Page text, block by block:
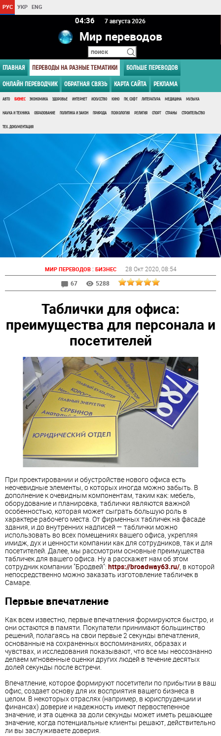
РУС УКР ENG
04 36 7 августа 2026
Мир переводов
ГЛАВНАЯ ПЕРЕВОДЫ НА РАЗНЫЕ ТЕМАТИКИ БОЛЬШЕ ПЕРЕВОДОВ
ОНЛАЙН ПЕРЕВОДЧИК ОБРАТНАЯ СВЯЗЬ КАРТА САЙТА РЕКЛАМА
АВТО БИЗНЕС ЭКОНОМИКА ЗДОРОВЬЕ ИНТЕРНЕТ ИСКУССТВО КИНО ПК, СОФТ ЛИТЕРАТУРА МЕДИЦИНА МУЗЫКА
НАУКА И ТЕХНИКА ОБРАЗОВАНИЕ ПОЛИТИКА И ЗАКОН ПРИРОДА ПСИХОЛОГИЯ РЕЛИГИЯ СПОРТ СТРАНЫ СТРОИТЕЛЬСТВО
ТЕХ. ДОКУМЕНТАЦИЯ
МИР ПЕРЕВОДОВ: БИЗНЕС 28 Окт 2020 , 08:54
67
5288
Таблички для офиса:
преимущества для персонала и
посетителей
При проектировании и обустройстве нового офиса есть
неочевидные элементы, о которых иногда можно забыть. В
дополнение к очевидным компонентам, таким как: мебель,
оборудование и планировка, таблички являются важной
особенностью, которая может сыграть большую роль в
характере рабочего места. От фирменных табличек на фасаде
здания, и до внутренних надписей — таблички можно
использовать во всех помещениях вашего офиса, укрепляя
имидж, дух и ценности компании как для сотрудников, так и для
посетителей. Далее, мы рассмотрим основные преимущества
табличек для вашего офиса. Ну а расскажет нам об этом
сотрудник компании "Бродвей": https://broadway63.ru/, в которой
непосредственно можно заказать изготовление табличек в
Самаре.
Первые впечатление
Как всем известно, первые впечатления формируются быстро, и
они остаются в памяти. Покупатели принимают большинство
решений, полагаясь на свои первые 2 секунды впечатления,
основанные на сохраненных воспоминаниях, образах и
чувствах, и исследования показывают, что все мы неосознанно
делаем мгновенные оценки других людей в течение десятых
долей секунды после встречи.
Впечатление, которое формируют посетители по прибытии в ваш
офис, создает основу для их восприятия вашего бизнеса в
целом. В некоторых отраслях (например, в юриспруденции и
финансах) доверие и надежность имеют первостепенное
значение, и эта оценка за доли секунды может иметь решающее
значение, когда потенциальные клиенты решают, действительно
ли вы заслуживаете доверия.